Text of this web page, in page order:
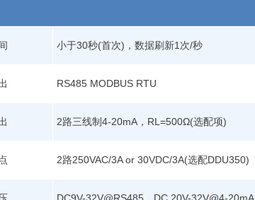
小于30秒(首次)，数据刷新1次/秒
RS485 MODBUS RTU
2路三线制4-20mA，RL=500Ω(选配项)
2路250VAC/3A or 30VDC/3A(选配DDU350)